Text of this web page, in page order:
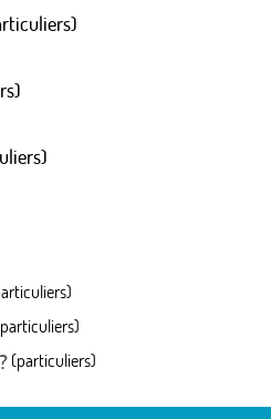
(particuliers)